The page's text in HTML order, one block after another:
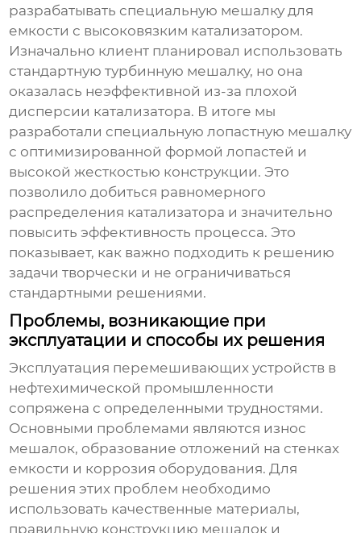
разрабатывать специальную мешалку для
емкости с высоковязким катализатором.
Изначально клиент планировал использовать
стандартную турбинную мешалку, но она
оказалась неэффективной из-за плохой
дисперсии катализатора. В итоге мы
разработали специальную лопастную мешалку
с оптимизированной формой лопастей и
высокой жесткостью конструкции. Это
позволило добиться равномерного
распределения катализатора и значительно
повысить эффективность процесса. Это
показывает, как важно подходить к решению
задачи творчески и не ограничиваться
стандартными решениями.
Проблемы, возникающие при
эксплуатации и способы их решения
Эксплуатация перемешивающих устройств в
нефтехимической промышленности
сопряжена с определенными трудностями.
Основными проблемами являются износ
мешалок, образование отложений на стенках
емкости и коррозия оборудования. Для
решения этих проблем необходимо
использовать качественные материалы,
правильную конструкцию мешалок и